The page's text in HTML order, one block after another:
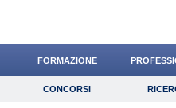
FORMAZIONE
Concorsi
CONCORSI